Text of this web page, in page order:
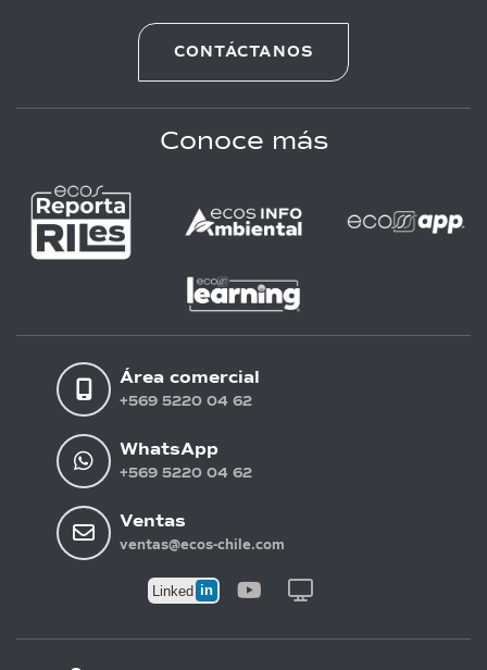
CONTÁCTANOS
Conoce más
Área comercial
+569 5220 04 62
WhatsApp
+569 5220 04 62
Ventas
ventas@ecos-chile.com
Linked in